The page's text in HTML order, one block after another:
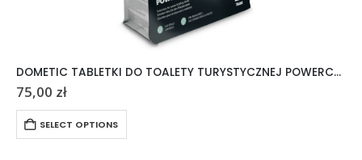
DOMETIC TABLETKI DO TOALETY TURYSTYCZNEJ POWERCARE TABS 20 SZTUK
75,00 zł
SELECT OPTIONS